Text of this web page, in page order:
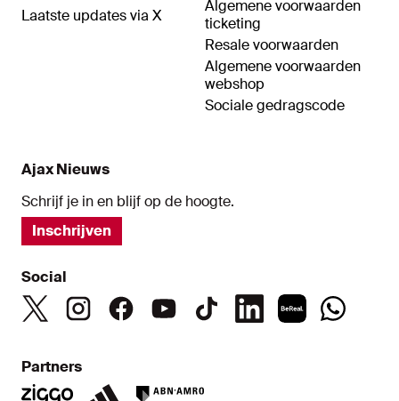
Laatste updates via X
Algemene voorwaarden
ticketing
Resale voorwaarden
Algemene voorwaarden
webshop
Sociale gedragscode
Ajax Nieuws
Schrijf je in en blijf op de hoogte.
Inschrijven
Social
Partners